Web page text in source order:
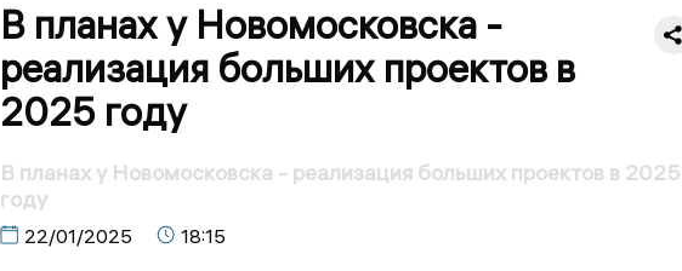
В планах у Новомосковска -
реализация больших проектов в
2025 году
В планах у Новомосковска - реализация больших проектов в 2025
году
22/01/2025 18:15